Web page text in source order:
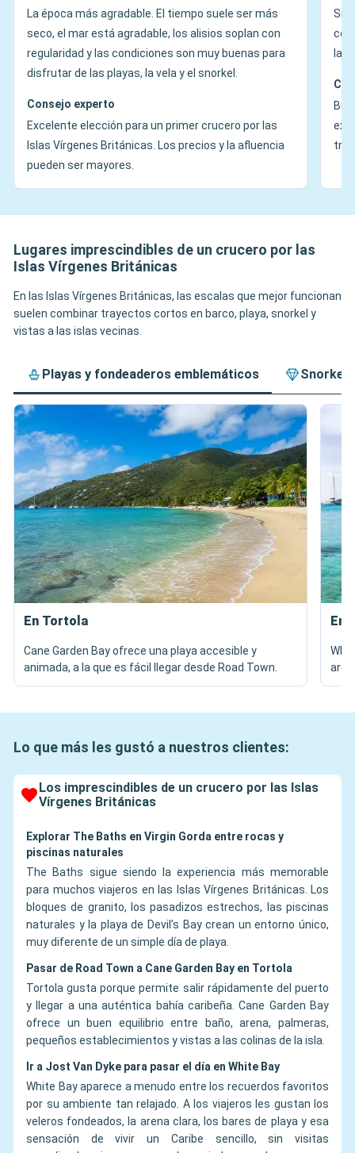
La época más agradable. El tiempo suele ser más
seco, el mar está agradable, los alisios soplan con
regularidad y las condiciones son muy buenas para
disfrutar de las playas, la vela y el snorkel.
Consejo experto
Excelente elección para un primer crucero por las
Islas Vírgenes Británicas. Los precios y la afluencia
pueden ser mayores.
las
Lugares imprescindibles de un crucero por las
Islas Vírgenes Británicas
En las Islas Vírgenes Británicas, las escalas que mejor funcionan
suelen combinar trayectos cortos en barco, playa, snorkel y
vistas a las islas vecinas.
Playas y fondeaderos emblemáticos Snorkel
En Tortola
Cane Garden Bay ofrece una playa accesible y
animada, a la que es fácil llegar desde Road Town.
En
Lo que más les gustó a nuestros clientes:
Los imprescindibles de un crucero por las Islas
Vírgenes Británicas
Explorar The Baths en Virgin Gorda entre rocas y
piscinas naturales
The Baths sigue siendo la experiencia más memorable
para muchos viajeros en las Islas Vírgenes Británicas. Los
bloques de granito, los pasadizos estrechos, las piscinas
naturales y la playa de Devil’s Bay crean un entorno único,
muy diferente de un simple día de playa.
Pasar de Road Town a Cane Garden Bay en Tortola
Tortola gusta porque permite salir rápidamente del puerto
y llegar a una auténtica bahía caribeña. Cane Garden Bay
ofrece un buen equilibrio entre baño, arena, palmeras,
pequeños establecimientos y vistas a las colinas de la isla.
Ir a Jost Van Dyke para pasar el día en White Bay
White Bay aparece a menudo entre los recuerdos favoritos
por su ambiente tan relajado. A los viajeros les gustan los
veleros fondeados, la arena clara, los bares de playa y esa
sensación de vivir un Caribe sencillo, sin visitas